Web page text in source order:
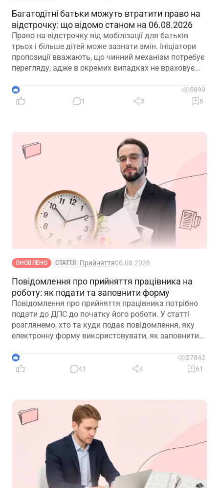
Багатодітні батьки можуть втратити право на
відстрочку: що відомо станом на 06.08.2026
Право на відстрочку від мобілізації для батьків
трьох і більше дітей може зазнати змін. Ініціатори
пропозиції вважають, що чинний механізм потребує
перегляду, адже в окремих випадках не враховує
дітей. Водночас вже з’явилися перші офіційні
коментарі
4
5899
1
3 6
ОНОВЛЕНО СТАТТЯ Прийняття06.08.2026
Повідомлення про прийняття працівника на
роботу: як подати та заповнити форму
Повідомлення про прийняття працівника потрібно
подати до ДПС до початку його роботи. У статті
розглянемо, хто та куди подає повідомлення, яку
електронну форму використовувати, як заповнити
несвоєчасного подання
2
27842
41
4 61